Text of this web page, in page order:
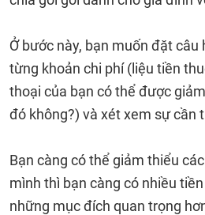
Ở bước này, bạn muốn đặt câu
từng khoản chi phí (liệu tiền
thoại của bạn có thể được
đó không?) và xét xem sự cần
Bạn càng có thể giảm thiểu
mình thì bạn càng có nhiều
những mục đích quan trọng